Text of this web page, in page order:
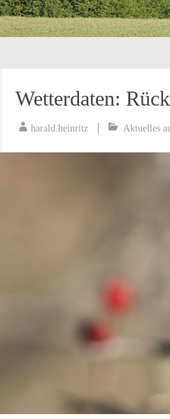
Wetterdaten:
harald.heinritz Aktuelles